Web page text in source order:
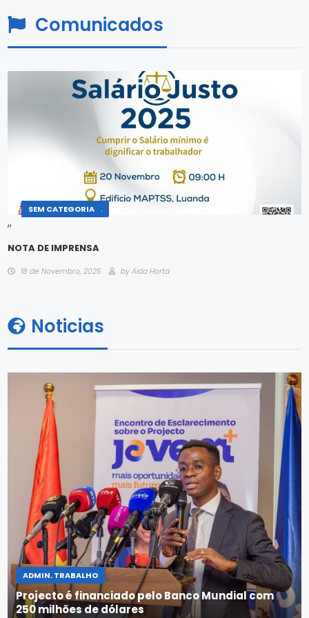
Comunicados
COMUNICADOS
,
SALA DE IMPRENSA
,
SEM CATEGORIA
NOTA DE IMPRENSA
18 de Novembro, 2025 by Aida Horta
Noticias
ADMIN. TRABALHO
Projecto é financiado pelo Banco Mundial com
250 milhões de dólares